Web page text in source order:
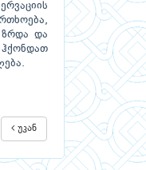
ზრდა და
უკან